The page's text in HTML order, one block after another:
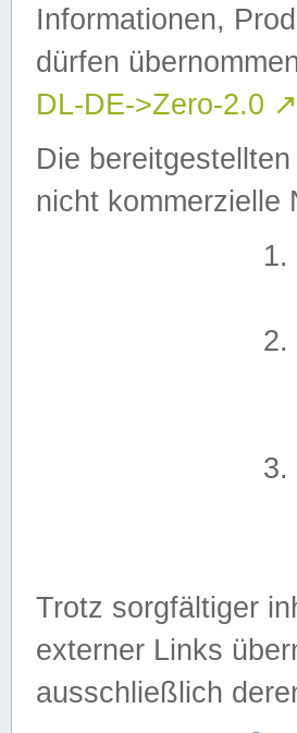
Informationen,
dürfen
DL-DE->Zero-2.0 ↗
Die
nicht kommerzielle
Trotz sorgfältiger
externer Links
ausschließlich